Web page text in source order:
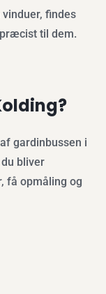
findes
til dem.
gardinbussen i
bliver
få opmåling og